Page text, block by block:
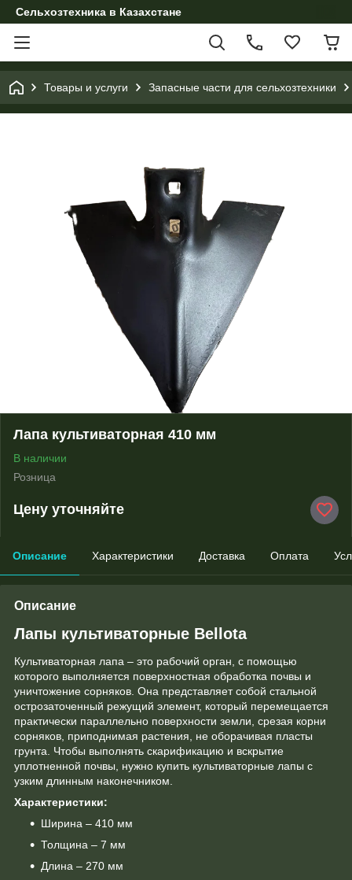
Сельхозтехника в Казахстане
Товары и услуги Запасные части для сельхозтехники
Лапа культиваторная 410 мм
В наличии
Розница
Цену уточняйте
Описание Характеристики Доставка Оплата
Описание
Лапы культиваторные Bellota
Культиваторная лапа – это рабочий орган, с помощью
которого выполняется поверхностная обработка почвы и
уничтожение сорняков. Она представляет собой стальной
острозаточенный режущий элемент, который перемещается
практически параллельно поверхности земли, срезая корни
сорняков, приподнимая растения, не оборачивая пласты
грунта. Чтобы выполнять скарификацию и вскрытие
уплотненной почвы, нужно купить культиваторные лапы с
узким длинным наконечником.
Характеристики:
Ширина – 410 мм
Толщина – 7 мм
Длина – 270 мм